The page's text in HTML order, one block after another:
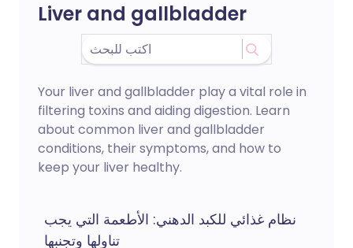
Liver and gallbladder
Your liver and gallbladder play a vital role in
filtering toxins and aiding digestion. Learn
about common liver and gallbladder
conditions, their symptoms, and how to
keep your liver healthy.
نظام غذائي للكبد الدهني: الأطعمة التي يجب
تناولها وتجنبها